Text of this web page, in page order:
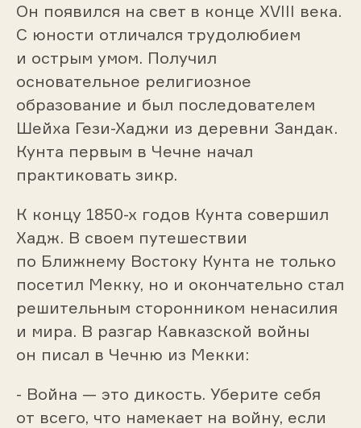
Он появился на свет в конце XVIII века.
С юности отличался трудолюбием
и острым умом. Получил
основательное религиозное
образование и был последователем
Шейха Гези-Хаджи из деревни Зандак.
Кунта первым в Чечне начал
практиковать зикр.
К концу 1850-х годов Кунта совершил
Хадж. В своем путешествии
по Ближнему Востоку Кунта не только
посетил Мекку, но и окончательно стал
решительным сторонником ненасилия
и мира. В разгар Кавказской войны
он писал в Чечню из Мекки:
- Война — это дикость. Уберите себя
от всего, что намекает на войну, если